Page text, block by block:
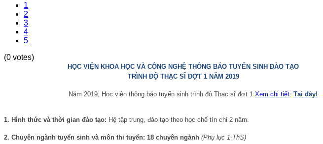
1
2
3
4
5
(0 votes)
HỌC VIỆN KHOA HỌC VÀ CÔNG NGHỆ THÔNG BÁO TUYỂN SINH ĐÀO TẠO
TRÌNH ĐỘ THẠC SĨ ĐỢT 1 NĂM 2019
Năm 2019, Học viện thông báo tuyển sinh trình độ Thạc sĩ đợt 1Xem chi tiết:Tại đây!
1. Hình thức và thời gian đào tạo: Hệ tập trung, đào tạo theo học chế tín chỉ 2 năm.
2. Chuyên ngành tuyển sinh và môn thi tuyển: 18 chuyên ngành (Phụ lục 1-ThS)